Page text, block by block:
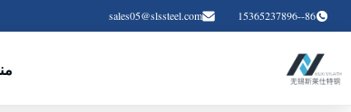
86--15365237896
sales05@slssteel.com